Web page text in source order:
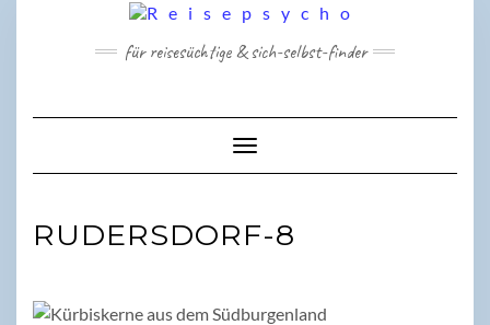
für reisesüchtige & sich-selbst-finder
Toggle Navigation
RUDERSDORF-8